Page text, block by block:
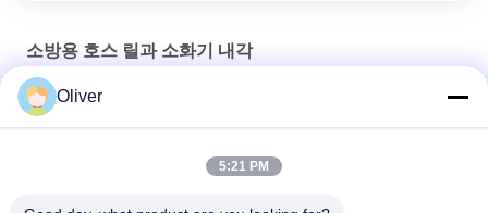
정
보
보
소방용 호스 릴과 소화기 내각
튜브 릴 소방 시스템 OEM 건물 및 호텔에 적합
Oliver
5:21 PM